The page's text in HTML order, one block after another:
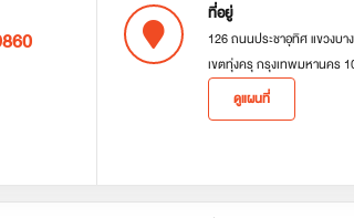
ที่อยู่
126 ถนนประชาอุทิศ แขวงบา
เขตทุ่งครุ กรุงเทพมหานคร
ดูแผนที่